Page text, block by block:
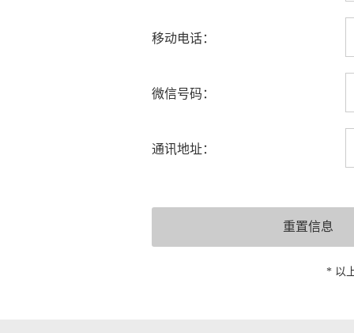
移动电话：
微信号码：
通讯地址：
* 以